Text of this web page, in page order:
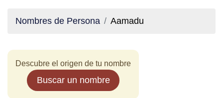
Nombres de Persona Aamadu
Descubre el origen de tu nombre
Buscar un nombre